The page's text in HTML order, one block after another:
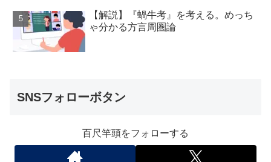
【解説】『蝸牛考』を考える。めっち
ゃ分かる方言周圏論
SNSフォローボタン
百尺竿頭をフォローする